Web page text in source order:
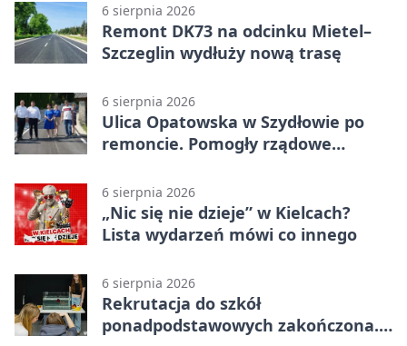
6 sierpnia 2026
Remont DK73 na odcinku Mietel–
Szczeglin wydłuży nową trasę
6 sierpnia 2026
Ulica Opatowska w Szydłowie po
remoncie. Pomogły rządowe
6 sierpnia 2026
„Nic się nie dzieje” w Kielcach?
Lista wydarzeń mówi co innego
6 sierpnia 2026
Rekrutacja do szkół
ponadpodstawowych zakończona.